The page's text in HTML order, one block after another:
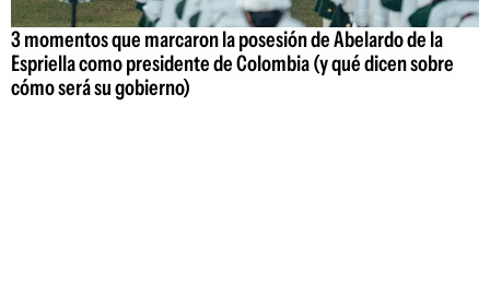
3 momentos que marcaron la posesión de Abelardo de la
Espriella como presidente de Colombia (y qué dicen sobre
cómo será su gobierno)